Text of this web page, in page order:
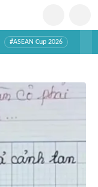
#ASEAN Cup 2026